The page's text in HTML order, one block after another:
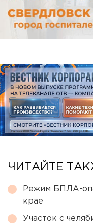
ЧИТАЙТЕ
Режим БПЛА-
крае
Участок с